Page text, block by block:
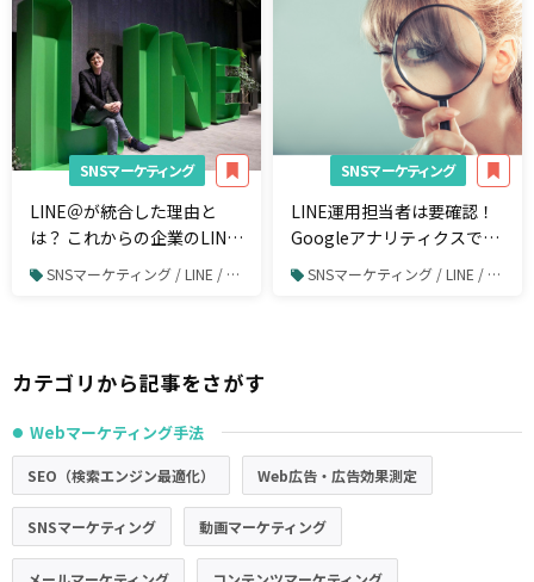
SNSマーケティング
LINE＠が統合した理由と
は？ これからの企業のLINE
の活用法について聞いてみ
た
SNSマーケティング / LINE / LINE運用
SNSマーケティング
LINE運用担当者は要確認！
Googleアナリティクスで
LINEからの流入を計測する
方法
SNSマーケティング / LINE / LINE運用
カテゴリから記事をさがす
● Webマーケティング手法
SEO（検索エンジン最適化） Web広告・広告効果測定
SNSマーケティング 動画マーケティング